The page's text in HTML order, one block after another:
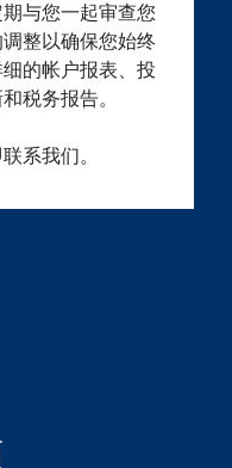
与您一起审查您
整以确保您始终
的帐户报表、投
税务报告。
系我们。